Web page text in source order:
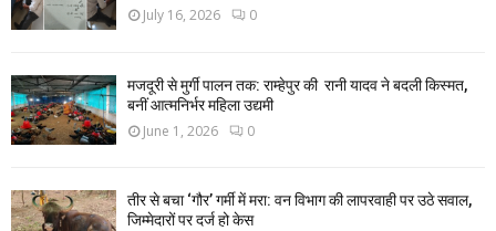
July 16, 2026 0
मजदूरी से मुर्गी पालन तक: राम्हेपुर की रानी यादव ने बदली किस्मत,
बनीं आत्मनिर्भर महिला उद्यमी
June 1, 2026 0
तीर से बचा ‘गौर’ गर्मी में मरा: वन विभाग की लापरवाही पर उठे सवाल,
जिम्मेदारों पर दर्ज हो केस